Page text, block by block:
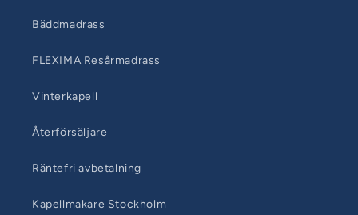
Bäddmadrass
FLEXIMA Resårmadrass
Vinterkapell
Återförsäljare
Räntefri avbetalning
Kapellmakare Stockholm